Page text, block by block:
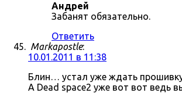
Андрей
Забанят обязательно.
Ответить
Markapostle:
10.01.2011 в 11:38
Блин… устал уже ждать
А Dead space2 уже вот вот ведь